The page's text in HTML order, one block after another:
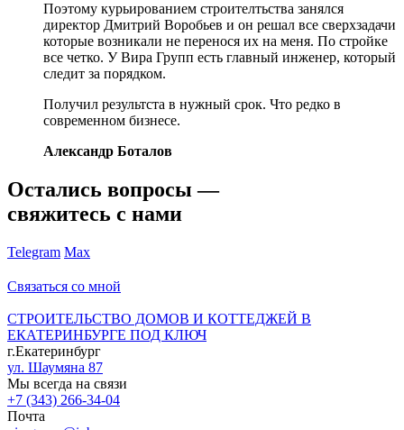
Поэтому курьированием строителтьства занялся
директор Дмитрий Воробьев и он решал все сверхзадачи
которые возникали не перенося их на меня. По стройке
все четко. У Вира Групп есть главный инженер, который
следит за порядком.
Получил результста в нужный срок. Что редко в
современном бизнесе.
Александр Боталов
Остались вопросы —
свяжитесь с нами
Telegram Max
Связаться со мной
СТРОИТЕЛЬСТВО ДОМОВ И КОТТЕДЖЕЙ В
ЕКАТЕРИНБУРГЕ ПОД КЛЮЧ
г.Екатеринбург
ул. Шаумяна 87
Мы всегда на связи
+7 (343) 266-34-04
Почта